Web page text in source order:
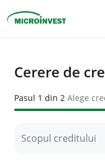
Despre Microinvest
Cerere de
Pasul 1 din 2 Alege
Scopul creditului